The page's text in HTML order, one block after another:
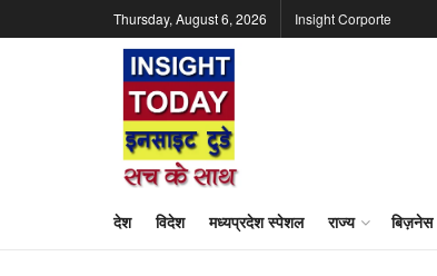
Thursday, August 6, 2026 Insight Corporte
देश विदेश मध्यप्रदेश स्पेशल राज्य बिज़नेस